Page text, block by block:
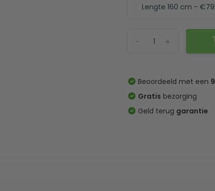
+
-
Beoordeeld met een
Gratis bezorging
Geld terug garantie